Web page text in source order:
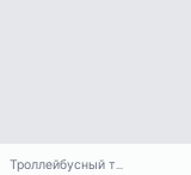
Троллейбусный тур по Вайкики с посадкой и высадкой в любом месте